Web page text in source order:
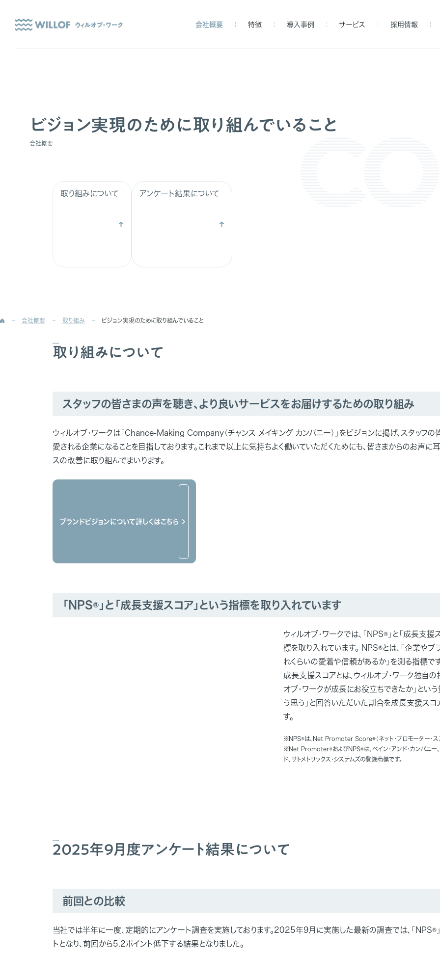
会社概要 特徴 導入事例 サービス 採用情報
ビジョン実現のために取り組んでいること
会社概要
会社概要 取り組み ビジョン実現のために取り組んでいること
取り組みについて アンケート結果について
取り組みについて
スタッフの皆さまの声を聴き、より良いサービスをお届けするための取り組み
ウィルオブ・ワークは「Chance-Making Company（チャンス メイキング カンパニー）」をビジョンに掲げ、スタッフの
愛される企業になることを目指しております。これまで以上に気持ちよく働いていただくためにも、皆さまからのお声に
スの改善に取り組んでまいります。
ブランドビジョンについて詳しくはこちら
「NPS®」と「成長支援スコア」という指標を取り入れています
ウィルオブ・ワークでは、「NPS®」と「成長支援
標を取り入れています。 NPS®とは、「企業やブ
れくらいの愛着や信頼があるか」を測る指標です
成長支援スコアとは、ウィルオブ・ワーク独自の
オブ・ワークが成長にお役立ちできたか」という
う思う」と回答いただいた割合を成長支援スコ
す。
※NPS®は、Net Promoter Score®（ネット・プロモーター・ス
※Net Promoter®およびNPS®は、ベイン・アンド・カンパニー、
ド、サトメトリックス・システムズの登録商標です。
2025年9月度アンケート結果について
前回との比較
当社では半年に一度、定期的にアンケート調査を実施しております。2025年9月に実施した最新の調査では、「NPS®
トとなり、前回から5.2ポイント低下する結果となりました。